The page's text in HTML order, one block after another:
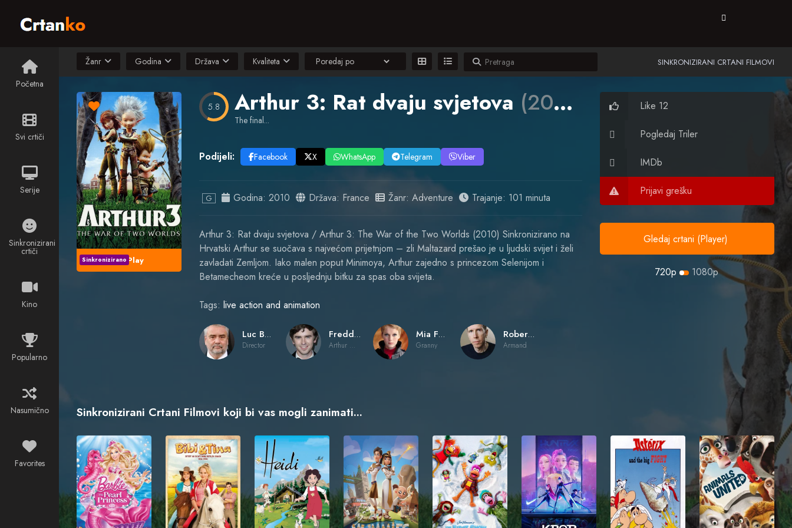
Početna
Svi crtiči
Serije
Sinkronizirani
crtiči
Kino
Popularno
Nasumično
Favorites
Žanr Godina Država Kvaliteta SINKRONIZIRANI CRTANI FILMOVI
Play
Sinkronizirano
5.8 Arthur 3: Rat dvaju svjetova (2010)
The final...
Podijeli: Facebook X WhatsApp Telegram Viber
G Godina: 2010 Država: France Žanr: Adventure Trajanje: 101 minuta
Arthur 3: Rat dvaju svjetova / Arthur 3: The War of the Two Worlds (2010) Sinkronizirano na
Hrvatski Arthur se suočava s najvećom prijetnjom – zli Maltazard prešao je u ljudski svijet i želi
zavladati Zemljom. Iako malen poput Minimoya, Arthur zajedno s princezom Selenijom i
Betamecheom kreće u posljednju bitku za spas oba svijeta.
Tags: live action and animation
Luc Besson
Director
Freddie Highmore
Arthur Montgomery
Mia Farrow
Granny
Robert Stanton
Armand
Like 12
Pogledaj Triler
IMDb
Prijavi grešku
Gledaj crtani (Player)
720p 1080p
Sinkronizirani Crtani Filmovi koji bi vas mogli zanimati...